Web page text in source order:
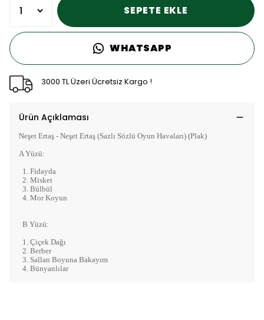
SEPETE EKLE
WHATSAPP
3000 TL Üzeri Ücretsiz Kargo !
Ürün Açıklaması
Neşet Ertaş - Neşet Ertaş (Sazlı Sözlü Oyun Havaları) (Plak)
A Yüzü:
1. Fidayda
2. Misket
3. Bülbül
4. Mor Koyun
B Yüzü:
1. Çiçek Dağı
2. Berber
3. Sallan Boyuna Bakayım
4. Bünyanlılar